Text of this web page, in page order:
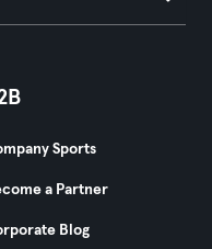
Sports
a Partner
Blog